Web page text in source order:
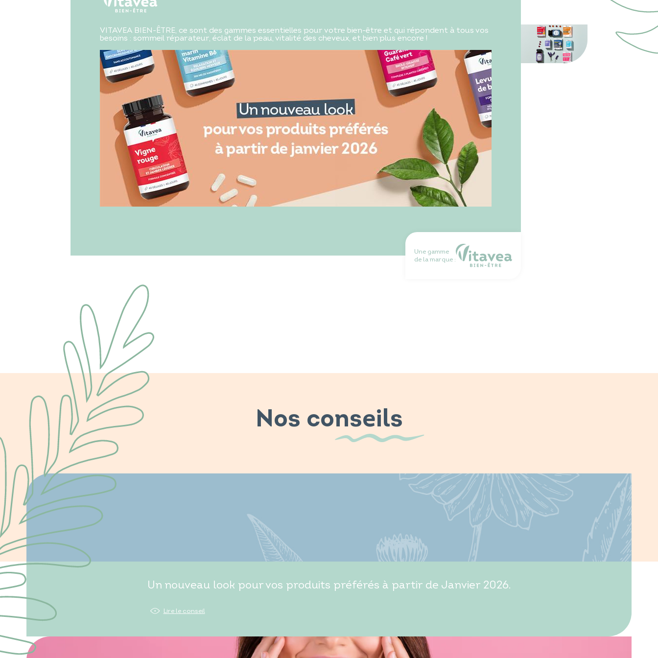
VITAVEA BIEN-ÊTRE, ce sont des gammes essentielles pour votre bien-être et qui répondent à tous vos
besoins : sommeil réparateur, éclat de la peau, vitalité des cheveux, et bien plus encore !
Une gamme
de la marque :
Nos conseils
Un nouveau look pour vos produits préférés à partir de Janvier 2026.
Lire le conseil